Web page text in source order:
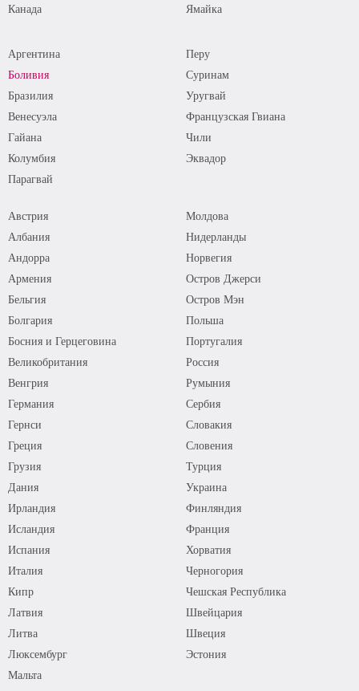
Канада
Ямайка
Аргентина
Боливия
Бразилия
Венесуэла
Гайана
Колумбия
Парагвай
Перу
Суринам
Уругвай
Французская Гвиана
Чили
Эквадор
Австрия
Албания
Андорра
Армения
Бельгия
Болгария
Босния и Герцеговина
Великобритания
Венгрия
Германия
Гернси
Греция
Грузия
Дания
Ирландия
Исландия
Испания
Италия
Кипр
Латвия
Литва
Люксембург
Мальта
Молдова
Нидерланды
Норвегия
Остров Джерси
Остров Мэн
Польша
Португалия
Россия
Румыния
Сербия
Словакия
Словения
Турция
Украина
Финляндия
Франция
Хорватия
Черногория
Чешская Республика
Швейцария
Швеция
Эстония